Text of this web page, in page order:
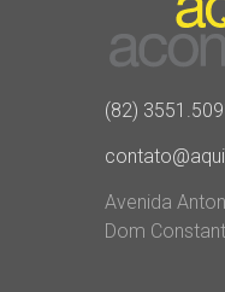
(82)
Avenida
Dom